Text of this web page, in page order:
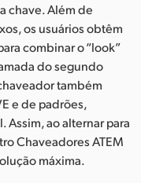
chave. Além de
os usuários obtêm
combinar o “look”
do segundo
também
e de padrões,
ao alternar para
Chaveadores ATEM
máxima.